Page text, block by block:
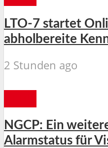
LTO-7 startet
abholbereite
2 Stunden ago
NGCP: Ein
Alarmstatus für